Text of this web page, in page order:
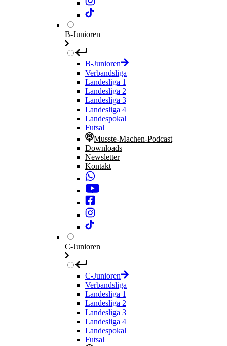
B-Junioren
B-Junioren
Verbandsliga
Landesliga 1
Landesliga 2
Landesliga 3
Landesliga 4
Landespokal
Futsal
Musste-Machen-Podcast
Downloads
Newsletter
Kontakt
C-Junioren
C-Junioren
Verbandsliga
Landesliga 1
Landesliga 2
Landesliga 3
Landesliga 4
Landespokal
Futsal